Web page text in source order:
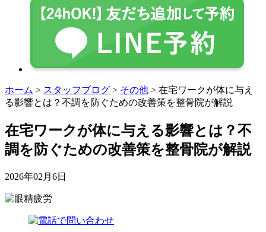
ホーム > スタッフブログ > その他 > 在宅ワークが体に与え
る影響とは？不調を防ぐための改善策を整骨院が解説
在宅ワークが体に与える影響とは？不
調を防ぐための改善策を整骨院が解説
2026年02月6日